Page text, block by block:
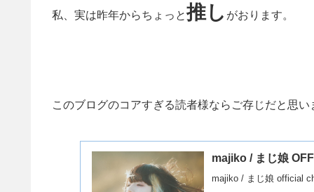
私、実は昨年からちょっと推し がおります。
このブログのコアすぎる読者様ならご存じだと思
majiko / まじ娘
majiko / まじ娘 official